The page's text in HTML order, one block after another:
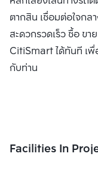
ตากสิน เชื่อมต่อใจกล
สะดวกรวดเร็ว ซื้อ ขา
CitiSmart ได้ทันที เพื่
กับท่าน
Facilities In